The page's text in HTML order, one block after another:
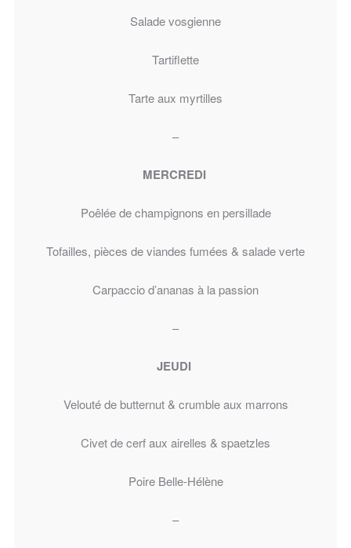
Salade vosgienne
Tartiflette
Tarte aux myrtilles
–
MERCREDI
Poêlée de champignons en persillade
Tofailles, pièces de viandes fumées & salade verte
Carpaccio d’ananas à la passion
–
JEUDI
Velouté de butternut & crumble aux marrons
Civet de cerf aux airelles & spaetzles
Poire Belle-Hélène
–